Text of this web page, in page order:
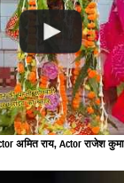
अमित राय, Actor राजेश